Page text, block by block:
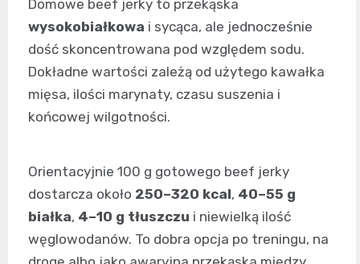
Domowe beef jerky to przekąska
wysokobiałkowa i sycąca, ale jednocześnie
dość skoncentrowana pod względem sodu.
Dokładne wartości zależą od użytego kawałka
mięsa, ilości marynaty, czasu suszenia i
końcowej wilgotności.
Orientacyjnie 100 g gotowego beef jerky
dostarcza około 250–320 kcal, 40–55 g
białka, 4–10 g tłuszczu i niewielką ilość
węglowodanów. To dobra opcja po treningu, na